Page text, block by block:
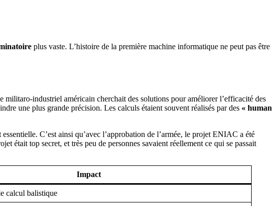
plus vaste. L’histoire de la première machine informatique ne peut pas être
industriel américain cherchait des solutions pour améliorer l’efficacité des
une plus grande précision. Les calculs étaient souvent réalisés par des « human
C’est ainsi qu’avec l’approbation de l’armée, le projet ENIAC a été
était top secret, et très peu de personnes savaient réellement ce qui se passait
Impact
calcul balistique